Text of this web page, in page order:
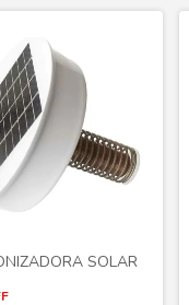
SOLAR